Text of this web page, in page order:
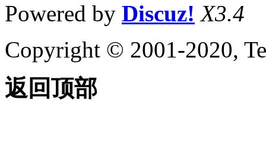
Powered by Discuz! X3.4
Copyright © 2001-2020,
返回顶部